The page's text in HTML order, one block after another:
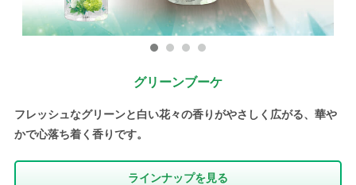
グリーンブーケ
フレッシュなグリーンと白い花々の香りがやさしく広がる、華や
かで心落ち着く香りです。
ラインナップを⾒る